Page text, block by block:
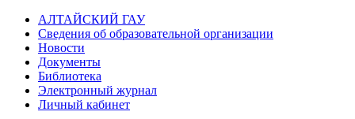
АЛТАЙСКИЙ ГАУ
Сведения об образовательной организации
Новости
Документы
Библиотека
Электронный журнал
Личный кабинет